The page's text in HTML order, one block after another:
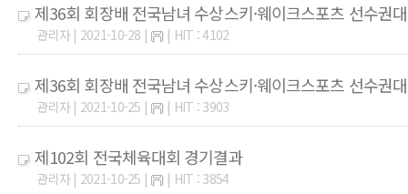
제36회 회장배 전국남녀 수상스키·웨이크스포츠 선수권
관리자 | 2021-10-28 | | HIT : 4102
제36회 회장배 전국남녀 수상스키·웨이크스포츠 선수권
관리자 | 2021-10-25 | | HIT : 3903
제102회 전국체육대회 경기결과
관리자 | 2021-10-25 | | HIT : 3854